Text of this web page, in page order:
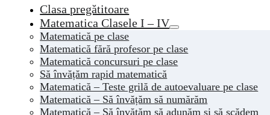
Clasa pregătitoare
Matematica Clasele I – IV
Matematică pe clase
Matematică fără profesor pe clase
Matematică concursuri pe clase
Să învățăm rapid matematică
Matematică – Teste grilă de autoevaluare pe clase
Matematică – Să învățăm să numărăm
Matematică – Să învățăm să adunăm și să scădem